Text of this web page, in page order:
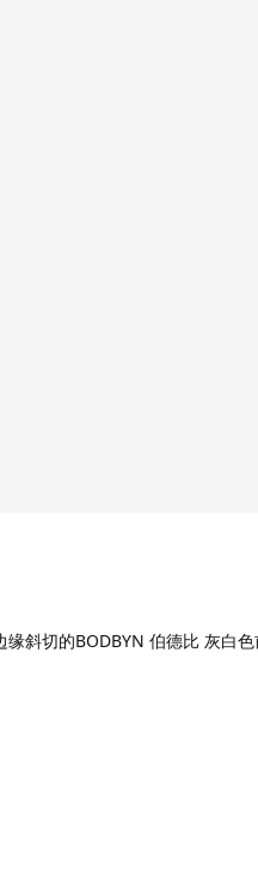
斜切的BODBYN 伯德比 灰白